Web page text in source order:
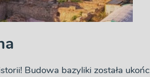
Budowa bazyliki została